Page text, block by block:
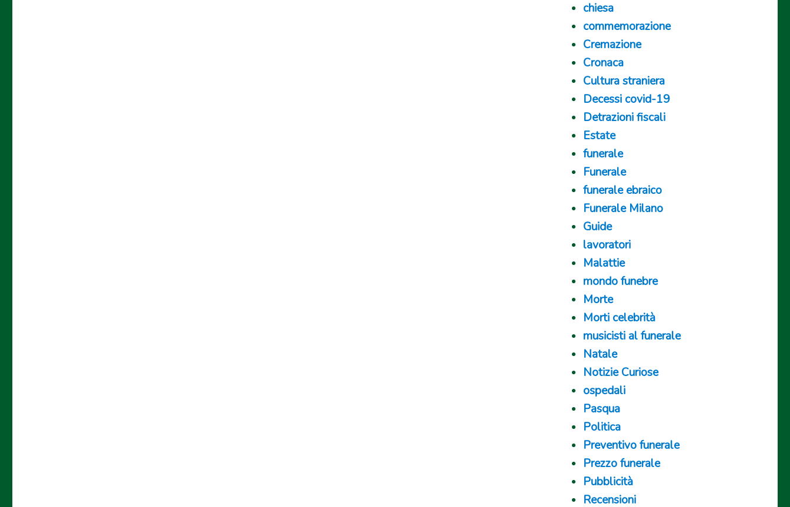
chiesa
commemorazione
Cremazione
Cronaca
Cultura straniera
Decessi covid-19
Detrazioni fiscali
Estate
funerale
Funerale
funerale ebraico
Funerale Milano
Guide
lavoratori
Malattie
mondo funebre
Morte
Morti celebrità
musicisti al funerale
Natale
Notizie Curiose
ospedali
Pasqua
Politica
Preventivo funerale
Prezzo funerale
Pubblicità
Recensioni